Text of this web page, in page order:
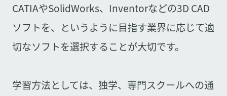
CATIAやSolidWorks、Inventorなどの3D CAD
ソフトを、というように目指す業界に応じて適
切なソフトを選択することが大切です。
学習方法としては、独学、専門スクールへの通